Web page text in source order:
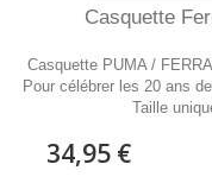
Casquette
Casquette PUMA /
Pour célébrer les 20 ans
Taille
34,95 €